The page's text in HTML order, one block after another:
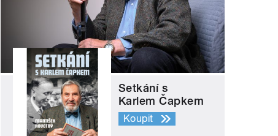
Setkání s
Karlem Čapkem
Koupit